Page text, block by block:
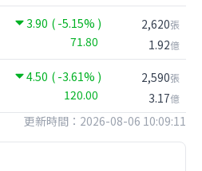
3.90 ( -5.15% )
71.80
2,620張
1.92億
4.50 ( -3.61% )
120.00
2,590張
3.17億
更新時間：2026-08-06 10:09:11